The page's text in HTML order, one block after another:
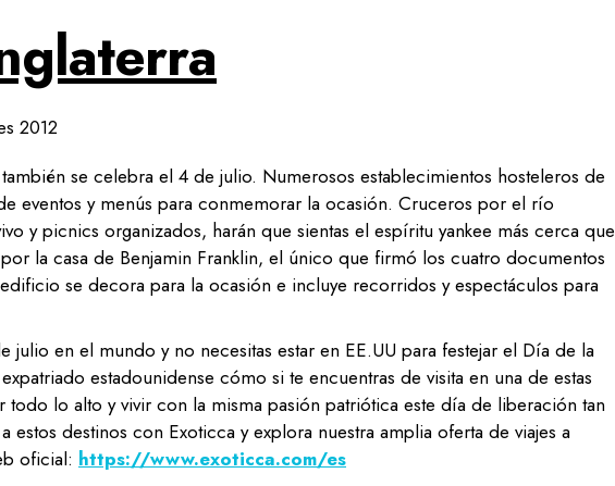
se celebra el 4 de julio. Numerosos establecimientos hosteleros de
eventos y menús para conmemorar la ocasión. Cruceros por el río
y picnics organizados, harán que sientas el espíritu yankee más cerca que
la casa de Benjamin Franklin, el único que firmó los cuatro documentos
se decora para la ocasión e incluye recorridos y espectáculos para
julio en el mundo y no necesitas estar en EE.UU para festejar el Día de la
estadounidense cómo si te encuentras de visita en una de estas
lo alto y vivir con la misma pasión patriótica este día de liberación tan
estos destinos con Exoticca y explora nuestra amplia oferta de viajes a
oficial: https://www.exoticca.com/es